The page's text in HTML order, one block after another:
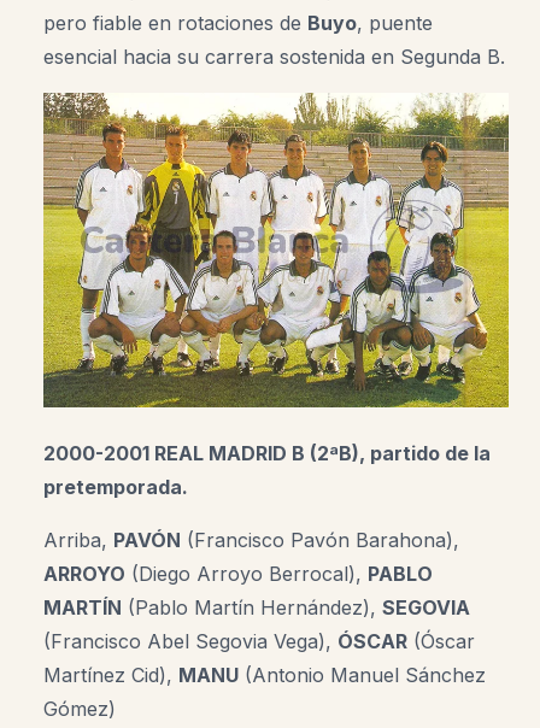
pero fiable en rotaciones de Buyo, puente
esencial hacia su carrera sostenida en Segunda B.
2000-2001 REAL MADRID B (2ªB), partido de la
pretemporada.
Arriba, PAVÓN (Francisco Pavón Barahona),
ARROYO (Diego Arroyo Berrocal), PABLO
MARTÍN (Pablo Martín Hernández), SEGOVIA
(Francisco Abel Segovia Vega), ÓSCAR (Óscar
Martínez Cid), MANU (Antonio Manuel Sánchez
Gómez)